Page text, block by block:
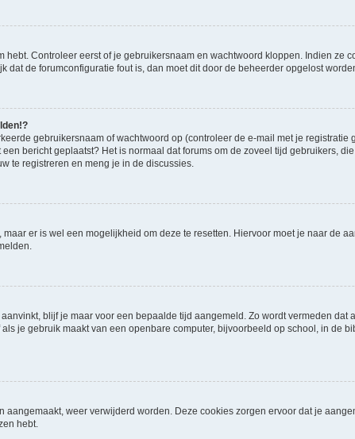
Controleer eerst of je gebruikersnaam en wachtwoord kloppen. Indien ze
dat de forumconfiguratie fout is, dan moet dit door de beheerder opgelost
gebruikersnaam of wachtwoord op (controleer de e-mail met je
bericht geplaatst? Het is normaal dat forums om de zoveel tijd gebruikers,
te registreren en meng je in de discussies.
er is wel een mogelijkheid om deze te resetten. Hiervoor moet je naar de
blijf je maar voor een bepaalde tijd aangemeld. Zo wordt vermeden dat
je gebruik maakt van een openbare computer, bijvoorbeeld op school, in de
aangemaakt, weer verwijderd worden. Deze cookies zorgen ervoor dat je
hebt.